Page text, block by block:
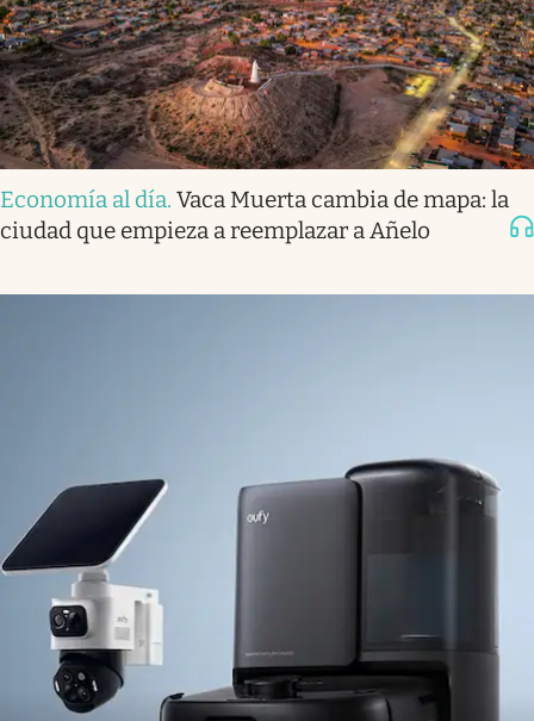
Economía al día. Vaca Muerta cambia de mapa: la
ciudad que empieza a reemplazar a Añelo